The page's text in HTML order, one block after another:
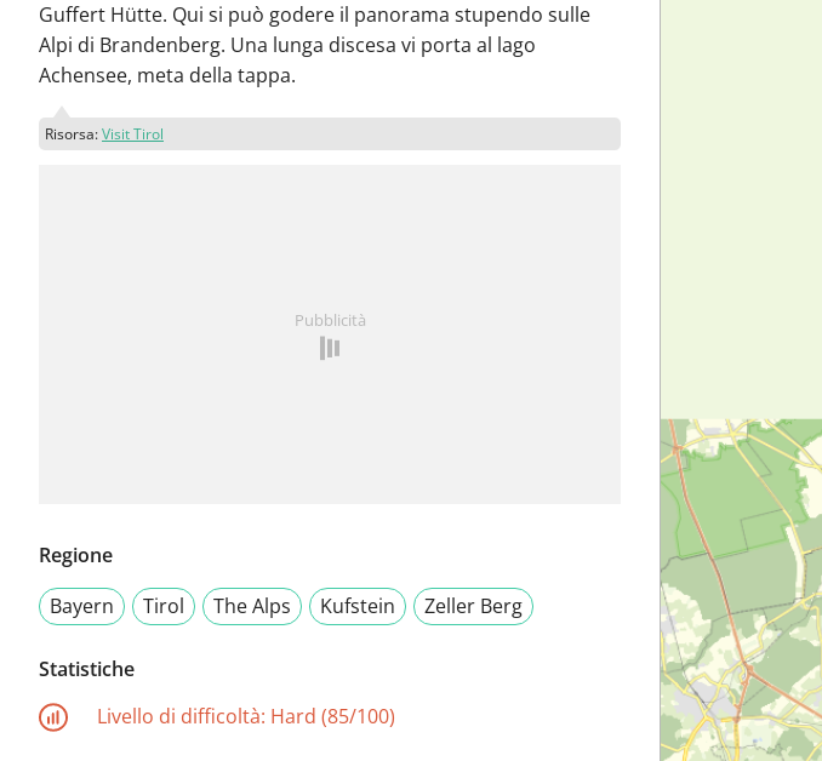
Guffert Hütte. Qui si può godere il panorama stupendo sulle
Alpi di Brandenberg. Una lunga discesa vi porta al lago
Achensee, meta della tappa.
Risorsa:Visit Tirol
Pubblicità
Regione
Bayern
Tirol The Alps Kufstein Zeller Berg
Statistiche
Livello di difficoltà: Hard (85/100)